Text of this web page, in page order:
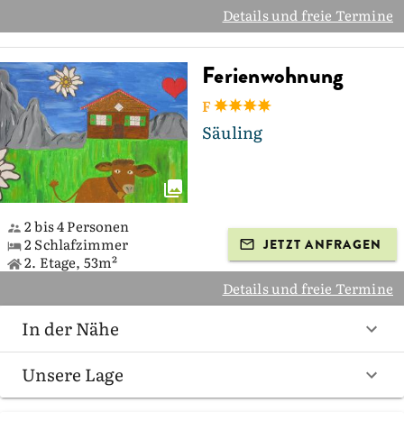
Details und freie Termine
Ferienwohnung
F
Säuling
2 bis 4 Personen
2 Schlafzimmer
2. Etage, 53m²
JETZT ANFRAGEN
Details und freie Termine
In der Nähe
Unsere Lage